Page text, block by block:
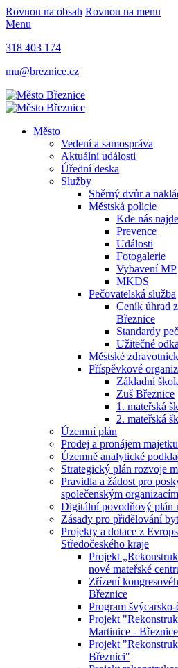
Rovnou na obsah Rovnou na menu
Menu
318 403 174
mu@breznice.cz
Město
Vedení a samospráva
Aktuální události
Úřední deska
Služby
Sběrný dvůr a
Městská policie
Kde nás
Prevence
Události
Fotogalerie
Vybavení MP
MKDS
Pečovatelská služba
Ceník úhrad
Březnice
Standardy
Užitečné
Městské
Příspěvkové
Základní
Zuš Březnice
1. mateřská
2. mateřská
Územní plán
Prodej a pronájem
Územně analytické
Strategický plán rozvoje
Pravidla a žádost pro
společenským
Digitální povodňový plán
Zásady pro přidělování
Projekty a dotace z
Středočeského kraje
Projekt
nové mateřské
Zřízení
Březnice
Program
Projekt
Martinice -
Projekt
Březnici"